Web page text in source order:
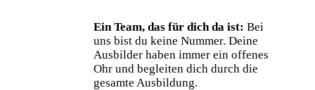
Ein Team, das für dich da ist: Bei
uns bist du keine Nummer. Deine
Ausbilder haben immer ein offenes
Ohr und begleiten dich durch die
gesamte Ausbildung.